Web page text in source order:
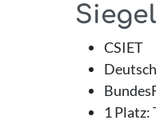
CSIET
1 Platz: